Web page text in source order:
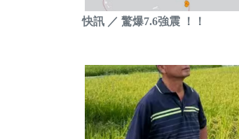
快訊 ／ 驚爆7.6強震 ！！